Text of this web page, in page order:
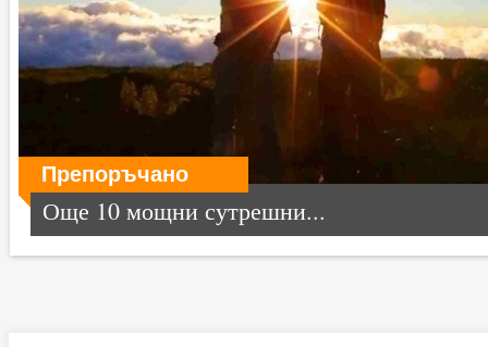
Препоръчано
Още 10 мощни сутрешни...